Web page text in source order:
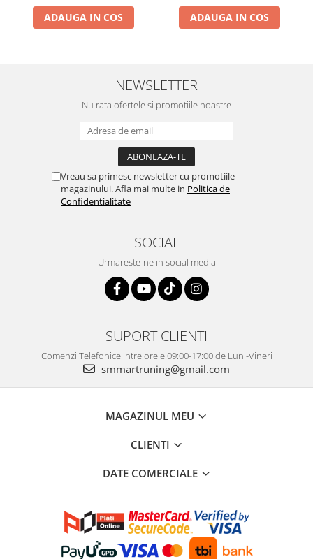
ADAUGA IN COS ADAUGA IN COS
NEWSLETTER
Nu rata ofertele si promotiile noastre
Vreau sa primesc newsletter cu promotiile
magazinului. Afla mai multe in Politica de
Confidentialitate
SOCIAL
Urmareste-ne in social media
SUPORT CLIENTI
Comenzi Telefonice intre orele 09:00-17:00 de Luni-Vineri
smmartruning@gmail.com
MAGAZINUL MEU
CLIENTI
DATE COMERCIALE